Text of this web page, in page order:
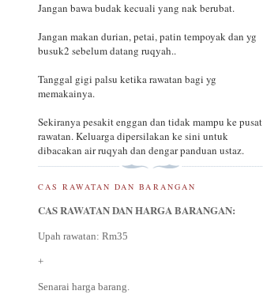
Jangan bawa budak kecuali yang nak berubat.
Jangan makan durian, petai, patin tempoyak dan yg
busuk2 sebelum datang ruqyah..
Tanggal gigi palsu ketika rawatan bagi yg
memakainya.
Sekiranya pesakit enggan dan tidak mampu ke pusat
rawatan. Keluarga dipersilakan ke sini untuk
dibacakan air ruqyah dan dengar panduan ustaz.
CAS RAWATAN DAN BARANGAN
CAS RAWATAN DAN HARGA BARANGAN:
Upah rawatan: Rm35
+
Senarai harga barang.